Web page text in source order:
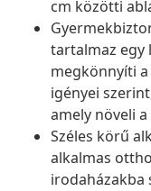
cm közötti
tartalmaz egy
megkönnyíti
igényei
amely növeli
Széles körű
alkalmas
irodaházakba